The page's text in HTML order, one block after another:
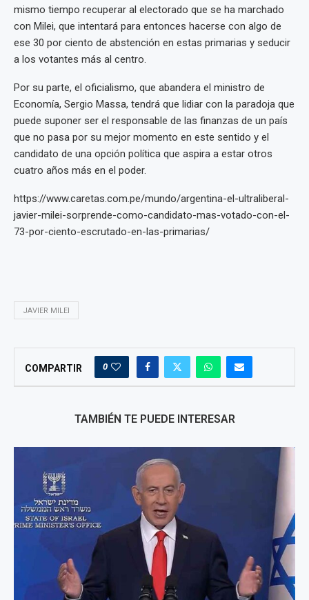
mismo tiempo recuperar al electorado que se ha marchado
con Milei, que intentará para entonces hacerse con algo de
ese 30 por ciento de abstención en estas primarias y seducir
a los votantes más al centro.
Por su parte, el oficialismo, que abandera el ministro de
Economía, Sergio Massa, tendrá que lidiar con la paradoja que
puede suponer ser el responsable de las finanzas de un país
que no pasa por su mejor momento en este sentido y el
candidato de una opción política que aspira a estar otros
cuatro años más en el poder.
https://www.caretas.com.pe/mundo/argentina-el-ultraliberal-
javier-milei-sorprende-como-candidato-mas-votado-con-el-
73-por-ciento-escrutado-en-las-primarias/
JAVIER MILEI
COMPARTIR 0
TAMBIÉN TE PUEDE INTERESAR